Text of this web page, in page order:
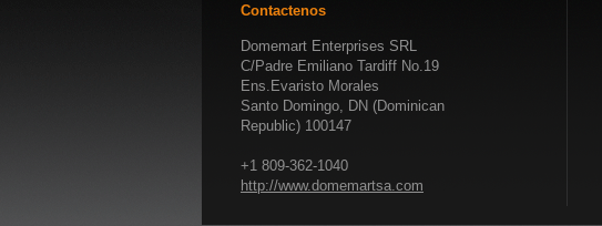
Contactenos
Domemart Enterprises SRL
C/Padre Emiliano Tardiff No.19
Ens.Evaristo Morales
Santo Domingo, DN (Dominican
Republic) 100147
+1 809-362-1040
http://www.domemartsa.com